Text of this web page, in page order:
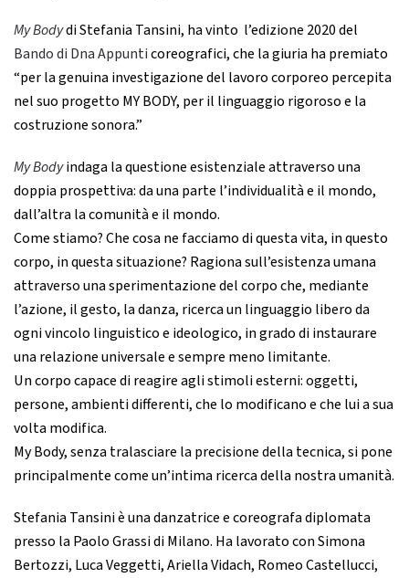
My Bodydi Stefania Tansini, ha vinto l’edizione 2020 del
Bando di Dna Appunticoreografici, che la giuria ha premiato
“per la genuina investigazione del lavoro corporeo percepita
nel suo progetto MY BODY, per il linguaggio rigoroso e la
costruzione sonora.”
My Bodyindaga la questione esistenziale attraverso una
doppia prospettiva: da una parte l’individualità e il mondo,
dall’altra la comunità e il mondo.
Come stiamo? Che cosa ne facciamo di questa vita, in questo
corpo, in questa situazione? Ragiona sull’esistenza umana
attraverso una sperimentazione del corpo che, mediante
l’azione, il gesto, la danza, ricerca un linguaggio libero da
ogni vincolo linguistico e ideologico, in grado di instaurare
una relazione universale e sempre meno limitante.
Un corpo capace di reagire agli stimoli esterni: oggetti,
persone, ambienti differenti, che lo modificano e che lui a sua
volta modifica.
My Body, senza tralasciare la precisione della tecnica, si pone
principalmente come un’intima ricerca della nostra umanità.
Stefania Tansini è una danzatrice e coreografa diplomata
presso la Paolo Grassi di Milano. Ha lavorato con Simona
Bertozzi, Luca Veggetti, Ariella Vidach, Romeo Castellucci,